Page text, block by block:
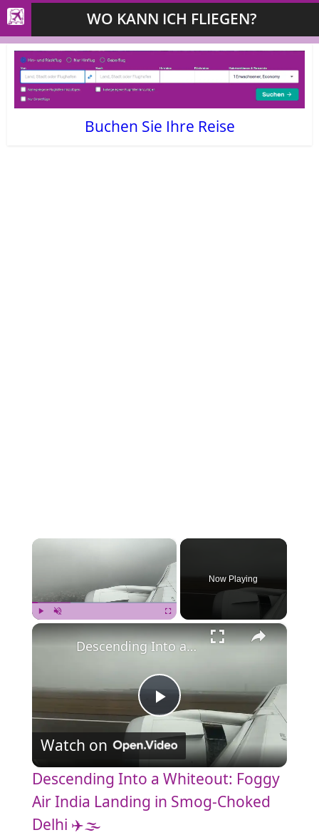
WO KANN ICH FLIEGEN?
Buchen Sie Ihre Reise
×
Play Unmute Fullscreen
Now Playing
×
P
l
a
Descending Into a Whiteout: Foggy Air India Landing in Smog-Choked Delhi ✈️🌫️
Watch on
Descending Into a Whiteout: Foggy
Air India Landing in Smog-Choked
Delhi ✈️🌫️